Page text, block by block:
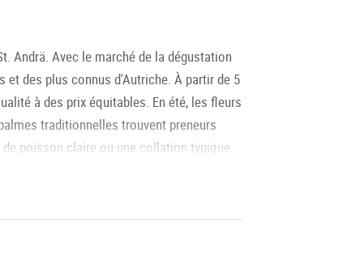
Andrä. Avec le marché de la dégustation
et des plus connus d'Autriche. À partir de 5
à des prix équitables. En été, les fleurs
traditionnelles trouvent preneurs
poisson claire ou une collation typique